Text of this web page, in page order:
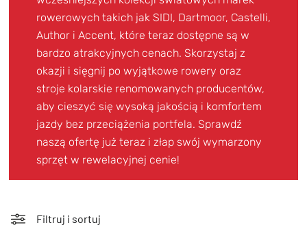
Kup bon podarunkowy
promocji z eBonem 60zł na kolejne
Kup bon podarunkowy
WYPRZEDAŻ
OUTLET
NOWOŚCI
BONY
PROMOCJE
KONTAKT
EN
rowerowych takich jak SIDI, Dartmoor, Castelli,
Author i Accent, które teraz dostępne są w
bardzo atrakcyjnych cenach. Skorzystaj z
okazji i sięgnij po wyjątkowe rowery oraz
stroje kolarskie renomowanych producentów,
aby cieszyć się wysoką jakością i komfortem
jazdy bez przeciążenia portfela. Sprawdź
naszą ofertę już teraz i złap swój wymarzony
sprzęt w rewelacyjnej cenie!
Filtruj i sortuj